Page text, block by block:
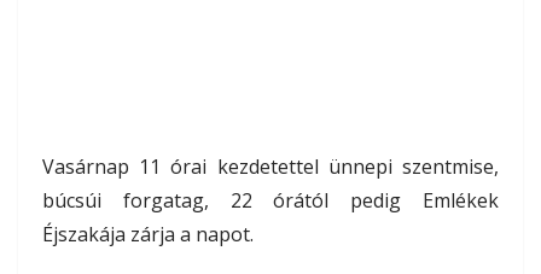
Vasárnap 11 órai kezdetettel ünnepi szentmise,
búcsúi forgatag, 22 órától pedig Emlékek
Éjszakája zárja a napot.